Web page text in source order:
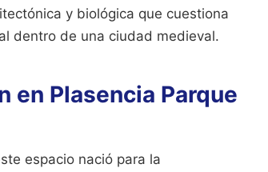
y biológica que cuestiona
dentro de una ciudad medieval.
en Plasencia Parque
espacio nació para la